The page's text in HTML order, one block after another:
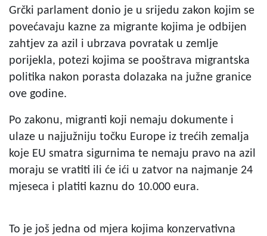
Grčki parlament donio je u srijedu zakon kojim se
povećavaju kazne za migrante kojima je odbijen
zahtjev za azil i ubrzava povratak u zemlje
porijekla, potezi kojima se pooštrava migrantska
politika nakon porasta dolazaka na južne granice
ove godine.
Po zakonu, migranti koji nemaju dokumente i
ulaze u najjužniju točku Europe iz trećih zemalja
koje EU smatra sigurnima te nemaju pravo na azil
moraju se vratiti ili će ići u zatvor na najmanje 24
mjeseca i platiti kaznu do 10.000 eura.
To je još jedna od mjera kojima konzervativna